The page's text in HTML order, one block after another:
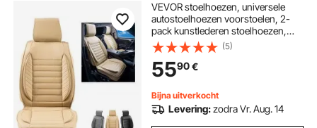
elastische slang elastisch koord
elastisch touw wit stoelhoes
stoelhoes achterbank
VEVOR stoelhoezen, universele
autostoelhoezen voorstoelen, 2-
pack kunstlederen stoelhoezen,
halfgesloten ontwerp,
verwijderbare hoofdsteun en
compatibel met airbags, voor de
meeste auto's, SUV's en
vrachtwagens, beige
(5)
5590€
Bijna uitverkocht
Levering:zodra Vr. Aug. 14